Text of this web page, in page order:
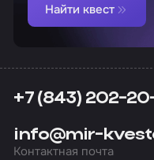
Найти квест
+7 (843) 202-
info@mir-
Контактная почта